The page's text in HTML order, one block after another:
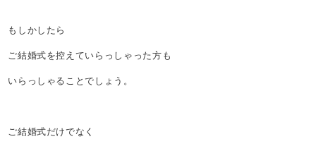
もしかしたら
ご結婚式を控えていらっしゃった方も
いらっしゃることでしょう。
ご結婚式だけでなく